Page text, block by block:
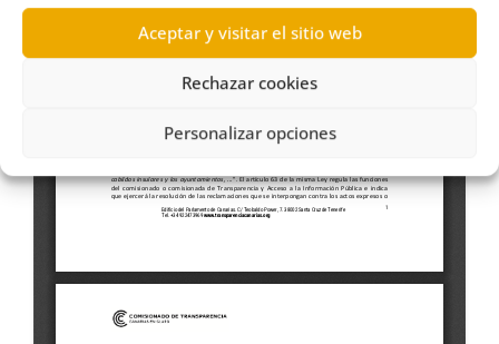
Aceptar y visitar el sitio web
Rechazar cookies
Personalizar opciones